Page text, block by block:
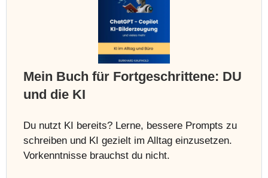
Mein Buch für Fortgeschrittene: DU
und die KI
Du nutzt KI bereits? Lerne, bessere Prompts zu
schreiben und KI gezielt im Alltag einzusetzen.
Vorkenntnisse brauchst du nicht.